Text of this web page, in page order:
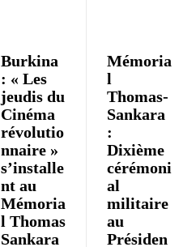
Burkina
: « Les
jeudis du
Cinéma
révolutio
nnaire »
s’installe
nt au
Mémoria
l Thomas
Sankara
Mémoria
l
Thomas-
Sankara
:
Dixième
cérémoni
al
militaire
au
Présiden